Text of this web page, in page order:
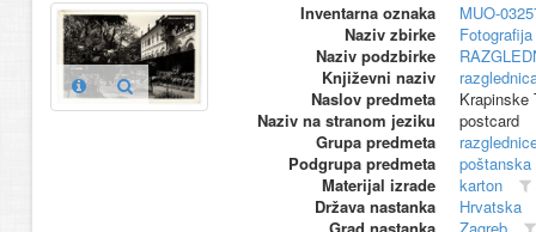
Inventarna oznaka
MUO-
Naziv zbirke
Naziv podzbirke
Književni naziv
Naslov predmeta
Krapinske
Naziv na stranom jeziku
postcard
Grupa predmeta
Podgrupa predmeta
poštanska
Materijal izrade
karton
Država nastanka
Hrvatska